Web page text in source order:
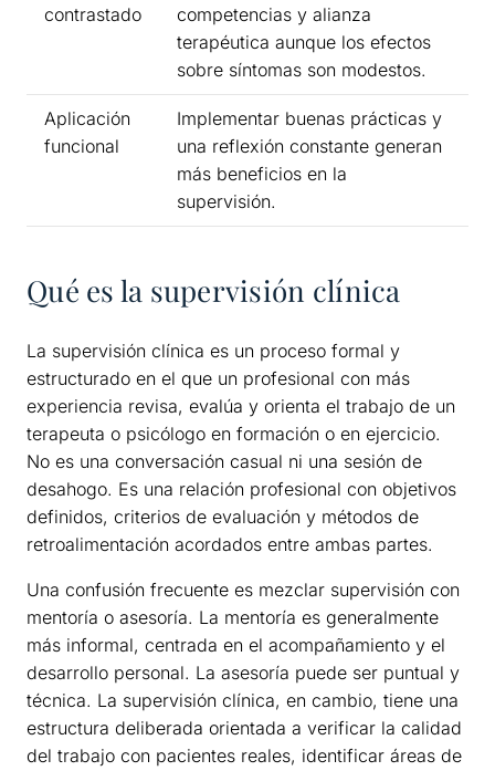
contrastado
competencias y alianza
terapéutica aunque los efectos
sobre síntomas son modestos.
Aplicación
funcional
Implementar buenas prácticas y
una reflexión constante generan
más beneficios en la
supervisión.
Qué es la supervisión clínica
La supervisión clínica es un proceso formal y
estructurado en el que un profesional con más
experiencia revisa, evalúa y orienta el trabajo de un
terapeuta o psicólogo en formación o en ejercicio.
No es una conversación casual ni una sesión de
desahogo. Es una relación profesional con objetivos
definidos, criterios de evaluación y métodos de
retroalimentación acordados entre ambas partes.
Una confusión frecuente es mezclar supervisión con
mentoría o asesoría. La mentoría es generalmente
más informal, centrada en el acompañamiento y el
desarrollo personal. La asesoría puede ser puntual y
técnica. La supervisión clínica, en cambio, tiene una
estructura deliberada orientada a verificar la calidad
del trabajo con pacientes reales, identificar áreas de